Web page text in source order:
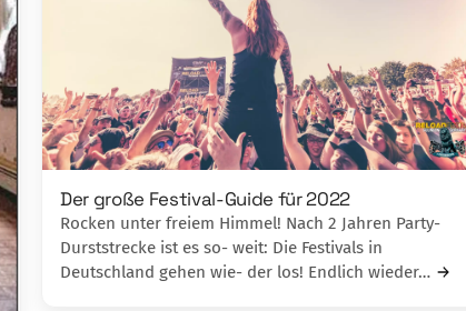
Der große Festival-Guide für 2022
Rocken unter freiem Himmel! Nach 2 Jahren Party-
Durststrecke ist es so- weit: Die Festivals in
Deutschland gehen wie- der los! Endlich wieder…